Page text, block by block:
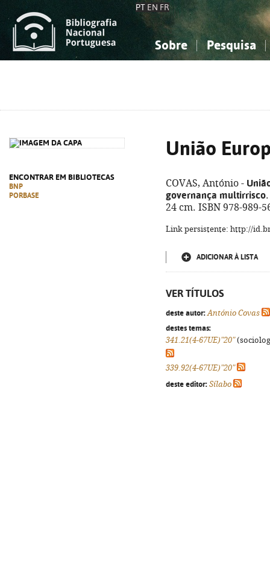
PT EN FR
Sobre Pesquisa
ENCONTRAR EM BIBLIOTECAS
BNP
PORBASE
União
COVAS, António -
governança multirrisco
24 cm. ISBN 978-989-
Link persistente: http://
ADICIONAR À LISTA
VER TÍTULOS
deste autor: António Covas
destes temas:
341.21(4-67UE)"20"
339.92(4-67UE)"20"
deste editor: Sílabo